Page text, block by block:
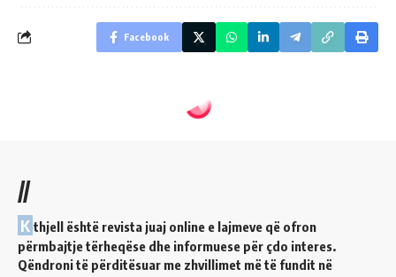
Facebook
//
K thjell është revista juaj online e lajmeve që ofron
përmbajtje tërheqëse dhe informuese për çdo interes.
Qëndroni të përditësuar me zhvillimet më të fundit në